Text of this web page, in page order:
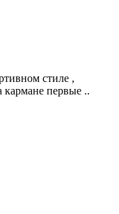
стиле ,
первые ..